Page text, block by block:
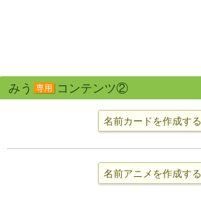
みう 専用 コンテンツ②
名前カードを作成する
名前アニメを作成する